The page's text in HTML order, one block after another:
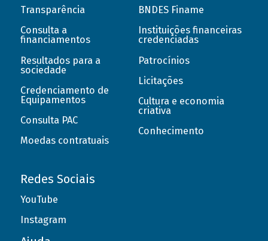
Transparência
Consulta a
financiamentos
Resultados para a
sociedade
Credenciamento de
Equipamentos
Consulta PAC
Moedas contratuais
BNDES Finame
Instituições financeiras
credenciadas
Patrocínios
Licitações
Cultura e economia
criativa
Conhecimento
Redes Sociais
YouTube
Instagram